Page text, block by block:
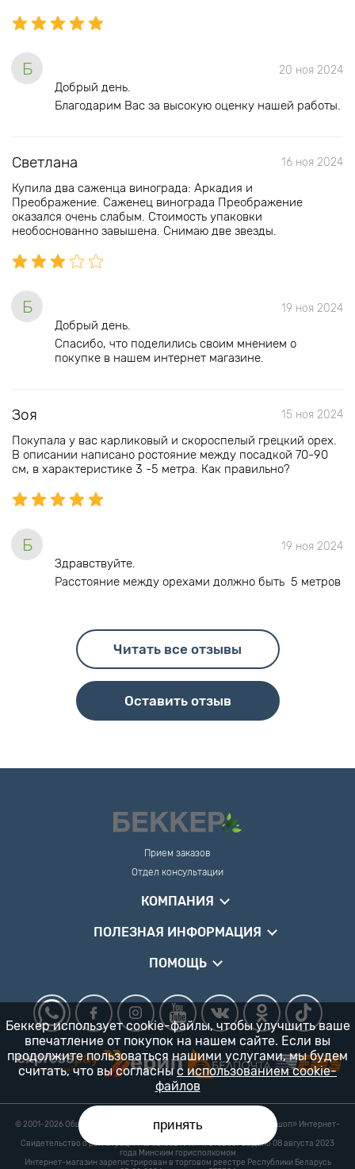
Б 20 ноя 2024
Добрый день.
Благодарим Вас за высокую оценку нашей работы.
Светлана 16 ноя 2024
Купила два саженца винограда: Аркадия и
Преображение. Саженец винограда Преображение
оказался очень слабым. Стоимость упаковки
необоснованно завышена. Снимаю две звезды.
Б 19 ноя 2024
Добрый день.
Спасибо, что поделились своим мнением о
покупке в нашем интернет магазине.
Зоя 15 ноя 2024
Покупала у вас карликовый и скороспелый грецкий орех.
В описании написано ростояние между посадкой 70-90
см, в характеристике 3 -5 метра. Как правильно?
Б 19 ноя 2024
Здравствуйте.
Расстояние между орехами должно быть 5 метров
Читать все отзывы
Оставить отзыв
Прием заказов
Отдел консультации
КОМПАНИЯ
ПОЛЕЗНАЯ ИНФОРМАЦИЯ
ПОМОЩЬ
© 2001-2026 Общество с ограниченной ответственностью «Гарденшоп» Интернет-
магазин «БЕККЕР™» 24/7
Свидетельство о регистрации № 0218821 УНП 193702687 выдано 08 августа 2023
года Минским горисполкомом
Интернет-магазин зарегистрирован в торговом реестре Республики Беларусь
Беккер использует cookie-файлы, чтобы улучшить ваше
впечатление от покупок на нашем сайте. Если вы
продолжите пользоваться нашими услугами, мы будем
считать, что вы согласны с использованием cookie-
файлов
принять